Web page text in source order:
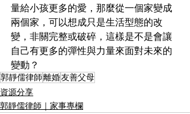
量給小孩更多的愛，那麼從一個家變成
兩個家，可以想成只是生活型態的改
變，非關完整或破碎，這樣是不是會讓
自己有更多的彈性與力量來面對未來的
變動？
郭靜儒律師離婚友善父母
資源分享
郭靜儒律師｜家事專欄